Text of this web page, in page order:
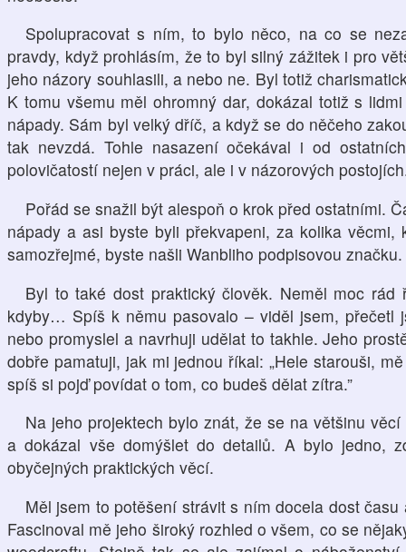
Spolupracovat s ním, to bylo něco, na co se
pravdy, když prohlásím, že to byl silný zážitek i pro
jeho názory souhlasili, a nebo ne. Byl totiž
K tomu všemu měl ohromný dar, dokázal totiž s
nápady. Sám byl velký dříč, a když se do něčeho
tak nevzdá. Tohle nasazení očekával i od
polovičatostí nejen v práci, ale i v názorových
Pořád se snažil být alespoň o krok před ostatními.
nápady a asi byste byli překvapeni, za kolika
samozřejmé, byste našli Wanbliho podpisovou značku.
Byl to také dost praktický člověk. Neměl moc
kdyby… Spíš k němu pasovalo – viděl jsem, přečetl
nebo promyslel a navrhuji udělat to takhle. Jeho
dobře pamatuji, jak mi jednou říkal: „Hele starouši,
spíš si pojď povídat o tom, co budeš dělat zítra.”
Na jeho projektech bylo znát, že se na většinu
a dokázal vše domýšlet do detailů. A bylo jedno,
obyčejných praktických věcí.
Měl jsem to potěšení strávit s ním docela dost
Fascinoval mě jeho široký rozhled o všem, co se